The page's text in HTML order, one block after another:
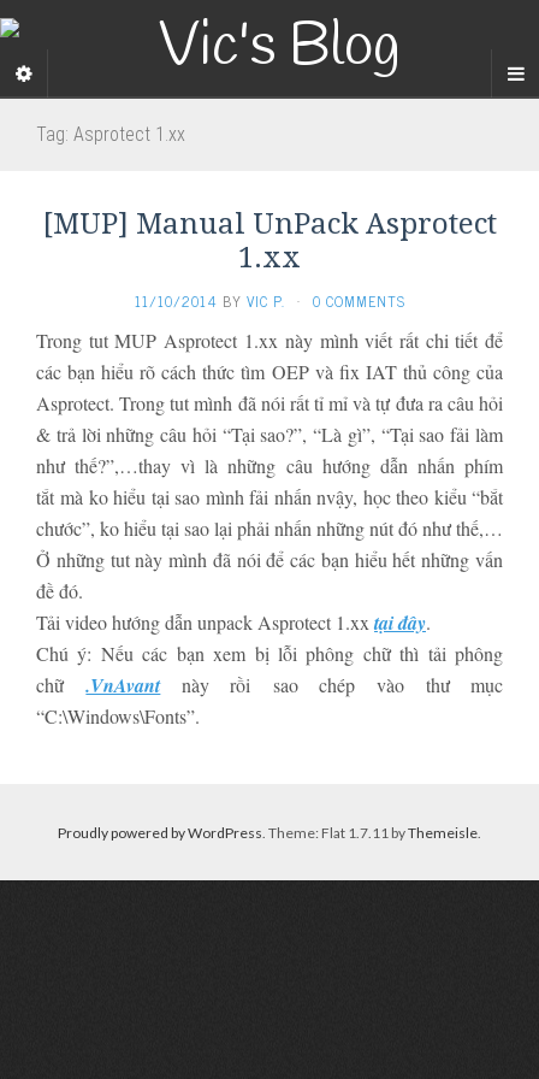
Tag: Asprotect 1.xx
[MUP] Manual UnPack Asprotect
1.xx
11/10/2014 BY VIC P. · 0 COMMENTS
Trong tut MUP Asprotect 1.xx này mình viết rất chi tiết để
các bạn hiểu rõ cách thức tìm OEP và fix IAT thủ công của
Asprotect. Trong tut mình đã nói rất tỉ mỉ và tự đưa ra câu hỏi
& trả lời những câu hỏi “Tại sao?”, “Là gì”, “Tại sao fải làm
như thế?”,…thay vì là những câu hướng dẫn nhấn phím
tắt mà ko hiểu tại sao mình fải nhấn nvậy, học theo kiểu “bắt
chước”, ko hiểu tại sao lại phải nhấn những nút đó như thế,…
Ở những tut này mình đã nói để các bạn hiểu hết những vấn
đề đó.
Tải video hướng dẫn unpack Asprotect 1.xxtại đây.
Chú ý: Nếu các bạn xem bị lỗi phông chữ thì tải phông
chữ.VnAvantnày rồi sao chép vào thư mục
“C:\Windows\Fonts”.
Proudly powered by WordPress. Theme: Flat 1.7.11 byThemeisle.